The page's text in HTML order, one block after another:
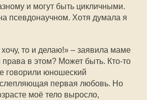
и могут быть цикличными.
псевдонаучном. Хотя думала я
то и делаю!» – заявила маме
права в этом? Может быть. Кто-то
говорили юношеский
первая любовь. Но
моё тело выросло,